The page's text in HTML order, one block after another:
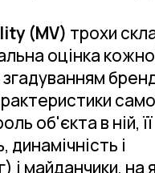
(MV) трохи
оцінка
згадуванням
об'єкта в ній, її
динамічність і
і майданчики, на